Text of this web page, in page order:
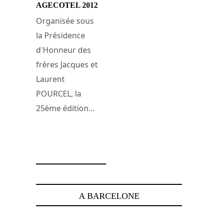
AGECOTEL 2012
Organisée sous
la Présidence
d'Honneur des
frères Jacques et
Laurent
POURCEL, la
25ème édition...
A BARCELONE